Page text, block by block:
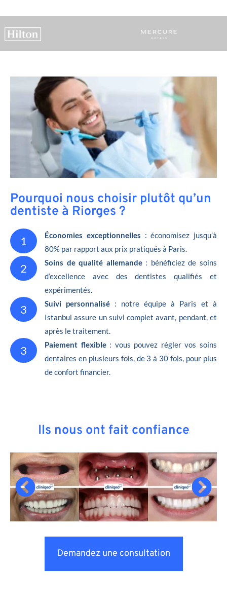
Pourquoi nous choisir plutôt qu’un
dentiste à Riorges ?
1 Économies exceptionnelles : économisez jusqu’à
80% par rapport aux prix pratiqués à Paris.
2 Soins de qualité allemande: bénéficiez de soins
d’excellence avec des dentistes qualifiés et
expérimentés.
3 Suivi personnalisé : notre équipe à Paris et à
Istanbul assure un suivi complet avant, pendant, et
après le traitement.
3 Paiement flexible: vous pouvez régler vos soins
dentaires en plusieurs fois, de 3 à 30 fois, pour plus
de confort financier.
Ils nous ont fait confiance
Demandez une consultation